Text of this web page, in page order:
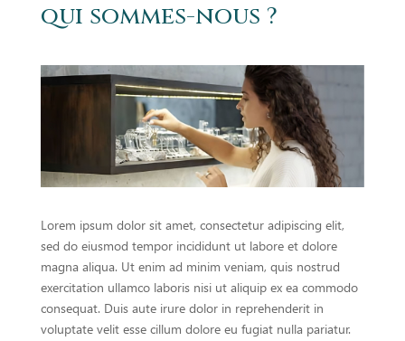
qui sommes-nous ?
Lorem ipsum dolor sit amet, consectetur adipiscing elit,
sed do eiusmod tempor incididunt ut labore et dolore
magna aliqua. Ut enim ad minim veniam, quis nostrud
exercitation ullamco laboris nisi ut aliquip ex ea commodo
consequat. Duis aute irure dolor in reprehenderit in
voluptate velit esse cillum dolore eu fugiat nulla pariatur.